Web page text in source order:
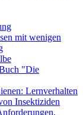
mit wenigen
"Die
Lernverhalten
Insektiziden